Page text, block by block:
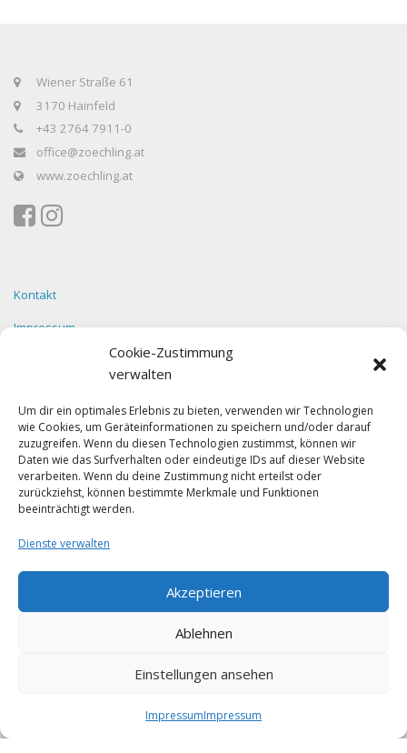
Cookie-Zustimmung
verwalten
Um dir ein optimales Erlebnis zu bieten, verwenden wir Technologien
wie Cookies, um Geräteinformationen zu speichern und/oder darauf
zuzugreifen. Wenn du diesen Technologien zustimmst, können wir
Daten wie das Surfverhalten oder eindeutige IDs auf dieser Website
verarbeiten. Wenn du deine Zustimmung nicht erteilst oder
zurückziehst, können bestimmte Merkmale und Funktionen
beeinträchtigt werden.
Dienste verwalten
Akzeptieren
Ablehnen
Einstellungen ansehen
ImpressumImpressum
Wiener Straße 61
3170 Hainfeld
+43 2764 7911-0
office@zoechling.at
www.zoechling.at
Kontakt
Impressum
Facebook
Klicke auf "Ich stimme zu", um Facebook
zu aktivieren
Ich stimme zu